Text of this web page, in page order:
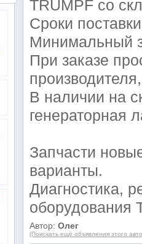
TRUMPF со
Сроки
Минимальный
При заказе
В наличии на
генераторная
Запчасти
варианты.
Диагностика,
оборудования
Автор:Олег
(Поискать ещё объявления этого